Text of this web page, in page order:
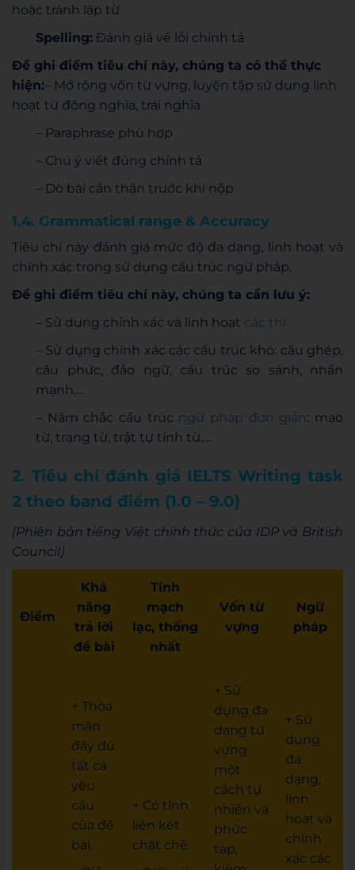
hoặc tránh lặp từ
Spelling: Đánh giá về lỗi chính tả
Để ghi điểm tiêu chí này, chúng ta có thể thực
hiện:– Mở rộng vốn từ vựng, luyện tập sử dụng linh
hoạt từ đồng nghĩa, trái nghĩa
– Paraphrase phù hợp
– Chú ý viết đúng chính tả
– Dò bài cẩn thận trước khi nộp
1.4. Grammatical range & Accuracy
Tiêu chí này đánh giá mức độ đa dạng, linh hoạt và
chính xác trong sử dụng cấu trúc ngữ pháp.
Để ghi điểm tiêu chí này, chúng ta cần lưu ý:
– Sử dụng chính xác và linh hoạt các thì
– Sử dụng chính xác các cấu trúc khó: câu ghép,
câu phức, đảo ngữ, cấu trúc so sánh, nhấn
mạnh,…
– Nắm chắc cấu trúc ngữ pháp đơn giản: mạo
từ, trạng từ, trật tự tính từ,…
2. Tiêu chí đánh giá IELTS Writing task
2 theo band điểm (1.0 – 9.0)
(Phiên bản tiếng Việt chính thức của IDP và British
Council)
Điểm
Khả
năng
trả lời
đề bài
Tính
mạch
lạc, thống
nhất
Vốn từ
vựng
Ngữ
pháp
+ Thỏa
mãn
đầy đủ
tất cả
yêu
cầu
của đề
bài.
+ Có tính
liên kết
chặt chẽ.
+ Sử
dụng đa
dạng từ
vựng
một
cách tự
nhiên và
phức
tạp,
+ Sử
dụng
đa
dạng,
linh
hoạt và
chính
xác các